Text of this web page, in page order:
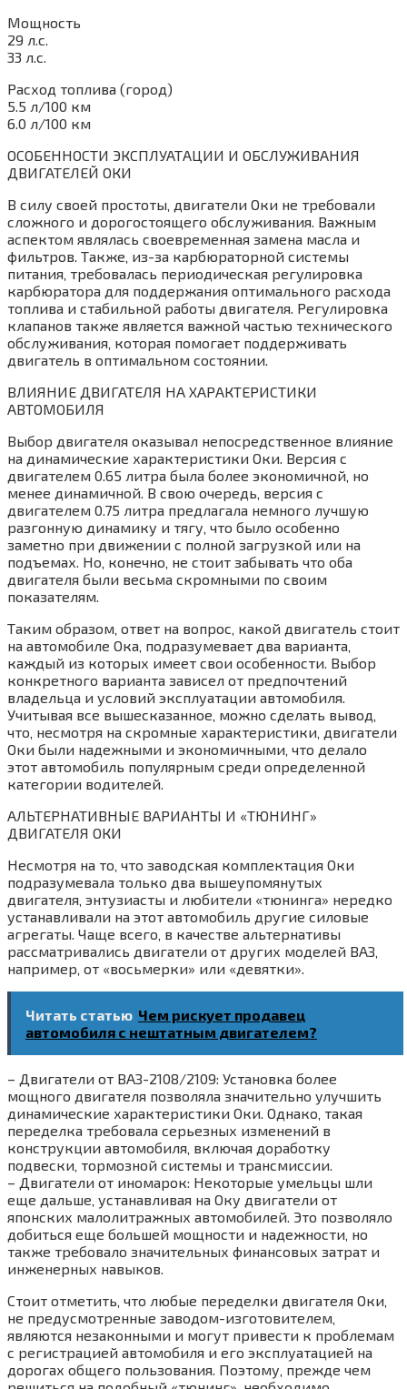
Мощность
29 л.с.
33 л.с.
Расход топлива (город)
5.5 л/100 км
6.0 л/100 км
ОСОБЕННОСТИ ЭКСПЛУАТАЦИИ И ОБСЛУЖИВАНИЯ
ДВИГАТЕЛЕЙ ОКИ
В силу своей простоты‚ двигатели Оки не требовали
сложного и дорогостоящего обслуживания. Важным
аспектом являлась своевременная замена масла и
фильтров. Также‚ из-за карбюраторной системы
питания‚ требовалась периодическая регулировка
карбюратора для поддержания оптимального расхода
топлива и стабильной работы двигателя. Регулировка
клапанов также является важной частью технического
обслуживания‚ которая помогает поддерживать
двигатель в оптимальном состоянии.
ВЛИЯНИЕ ДВИГАТЕЛЯ НА ХАРАКТЕРИСТИКИ
АВТОМОБИЛЯ
Выбор двигателя оказывал непосредственное влияние
на динамические характеристики Оки. Версия с
двигателем 0.65 литра была более экономичной‚ но
менее динамичной. В свою очередь‚ версия с
двигателем 0.75 литра предлагала немного лучшую
разгонную динамику и тягу‚ что было особенно
заметно при движении с полной загрузкой или на
подъемах. Но‚ конечно‚ не стоит забывать что оба
двигателя были весьма скромными по своим
показателям.
Таким образом‚ ответ на вопрос‚ какой двигатель стоит
на автомобиле Ока‚ подразумевает два варианта‚
каждый из которых имеет свои особенности. Выбор
конкретного варианта зависел от предпочтений
владельца и условий эксплуатации автомобиля.
Учитывая все вышесказанное‚ можно сделать вывод‚
что‚ несмотря на скромные характеристики‚ двигатели
Оки были надежными и экономичными‚ что делало
этот автомобиль популярным среди определенной
категории водителей.
АЛЬТЕРНАТИВНЫЕ ВАРИАНТЫ И «ТЮНИНГ»
ДВИГАТЕЛЯ ОКИ
Несмотря на то‚ что заводская комплектация Оки
подразумевала только два вышеупомянутых
двигателя‚ энтузиасты и любители «тюнинга» нередко
устанавливали на этот автомобиль другие силовые
агрегаты. Чаще всего‚ в качестве альтернативы
рассматривались двигатели от других моделей ВАЗ‚
например‚ от «восьмерки» или «девятки».
Читать статью Чем рискует продавец
автомобиля с нештатным двигателем?
– Двигатели от ВАЗ-2108/2109: Установка более
мощного двигателя позволяла значительно улучшить
динамические характеристики Оки. Однако‚ такая
переделка требовала серьезных изменений в
конструкции автомобиля‚ включая доработку
подвески‚ тормозной системы и трансмиссии.
– Двигатели от иномарок: Некоторые умельцы шли
еще дальше‚ устанавливая на Оку двигатели от
японских малолитражных автомобилей. Это позволяло
добиться еще большей мощности и надежности‚ но
также требовало значительных финансовых затрат и
инженерных навыков.
Стоит отметить‚ что любые переделки двигателя Оки‚
не предусмотренные заводом-изготовителем‚
являются незаконными и могут привести к проблемам
с регистрацией автомобиля и его эксплуатацией на
дорогах общего пользования. Поэтому‚ прежде чем